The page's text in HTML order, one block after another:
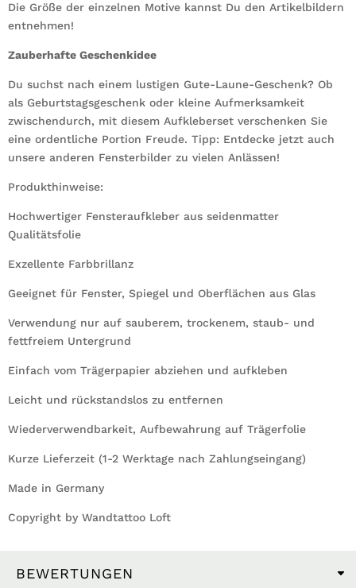
Die Größe der einzelnen Motive kannst Du den Artikelbildern
entnehmen!
Zauberhafte Geschenkidee
Du suchst nach einem lustigen Gute-Laune-Geschenk? Ob
als Geburtstagsgeschenk oder kleine Aufmerksamkeit
zwischendurch, mit diesem Aufkleberset verschenken Sie
eine ordentliche Portion Freude. Tipp: Entdecke jetzt auch
unsere anderen Fensterbilder zu vielen Anlässen!
Produkthinweise:
Hochwertiger Fensteraufkleber aus seidenmatter
Qualitätsfolie
Exzellente Farbbrillanz
Geeignet für Fenster, Spiegel und Oberflächen aus Glas
Verwendung nur auf sauberem, trockenem, staub- und
fettfreiem Untergrund
Einfach vom Trägerpapier abziehen und aufkleben
Leicht und rückstandslos zu entfernen
Wiederverwendbarkeit, Aufbewahrung auf Trägerfolie
Kurze Lieferzeit (1-2 Werktage nach Zahlungseingang)
Made in Germany
Copyright by Wandtattoo Loft
BEWERTUNGEN